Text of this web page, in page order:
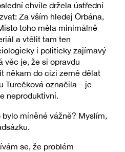
chvíle držela ústřední
Za vším hledej Orbána,
toho měla minimálně
a vtělit tam ten
i politicky zajímavý
věc je, že si opravdu
někam do cizí země dělat
Turečková označila – je
neproduktivní.
míněné vážně? Myslím,
se, že problém